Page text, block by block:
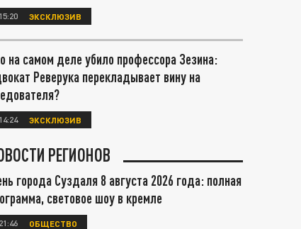
15:20 ЭКСКЛЮЗИВ
на самом деле убило профессора Зезина:
Реверука перекладывает вину на
14:24 ЭКСКЛЮЗИВ
РЕГИОНОВ
города Суздаля 8 августа 2026 года: полная
световое шоу в кремле
21:46 ОБЩЕСТВО